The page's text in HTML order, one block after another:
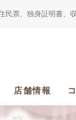
票、独身証明書、
店舗情報